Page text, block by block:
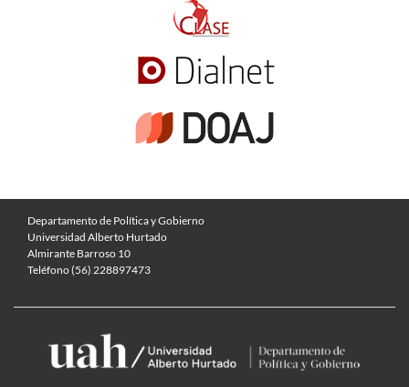
Departamento de Política y Gobierno
Universidad Alberto Hurtado
Almirante Barroso 10
Teléfono (56) 228897473